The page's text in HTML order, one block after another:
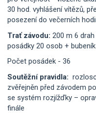
30 hod. vyhlášení vítězů,
posezení do večerních
Trať závodu: 200 m 6
posádky 20 osob + bubeník
Počet posádek - 36
Soutěžní pravidla:
zvěřejněn před závodem
se systém rozjížďky –
finále